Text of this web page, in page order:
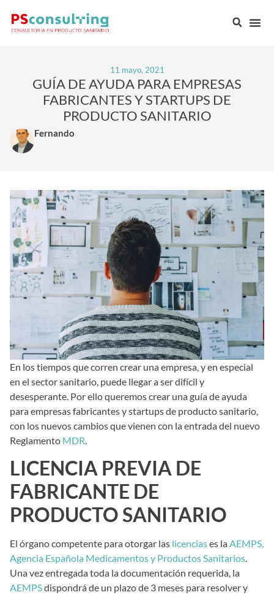
11 mayo, 2021
GUÍA DE AYUDA PARA EMPRESAS
FABRICANTES Y STARTUPS DE
PRODUCTO SANITARIO
Fernando
En los tiempos que corren crear una empresa, y en especial
en el sector sanitario, puede llegar a ser difícil y
desesperante. Por ello queremos crear una guía de ayuda
para empresas fabricantes y startups de producto sanitario,
con los nuevos cambios que vienen con la entrada del nuevo
Reglamento MDR.
LICENCIA PREVIA DE
FABRICANTE DE
PRODUCTO SANITARIO
El órgano competente para otorgar las licenciases laAEMPS,
Agencia Española Medicamentos y Productos Sanitarios.
Una vez entregada toda la documentación requerida, la
AEMPSdispondrá de un plazo de 3 meses para resolver y